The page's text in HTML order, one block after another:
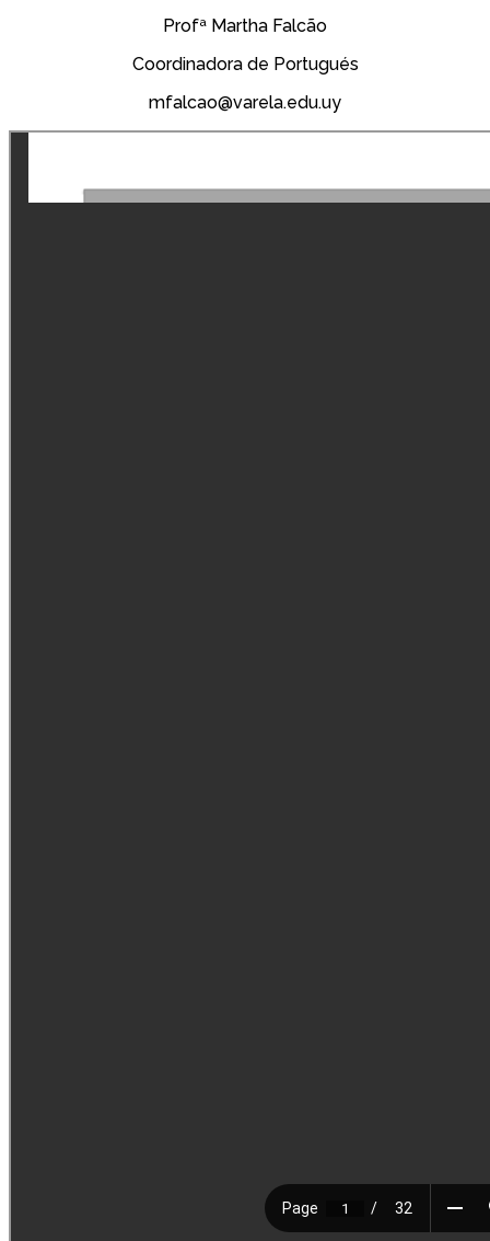
Profª Martha Falcão
Coordinadora de Portugués
mfalcao@varela.edu.uy